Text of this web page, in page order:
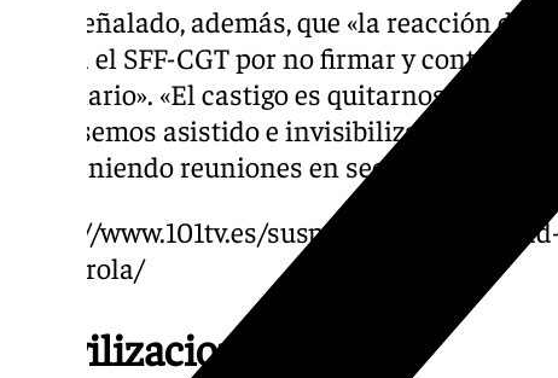
Han señalado, además, que «la reacción del
contra el SFF-CGT por no firmar y continuar
parvulario». «El castigo es quitarnos de las
hubiésemos asistido e invisibilizarnos por
manteniendo reuniones en secreto», han
https://www.101tv.es/suspenso-
fuengirola/
Movilizaciones